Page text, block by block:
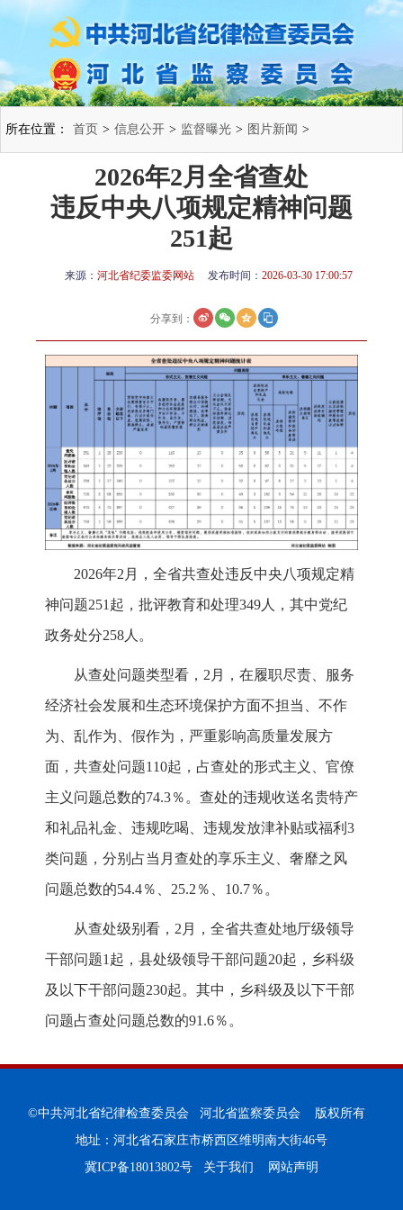
所在位置： 首页 > 信息公开 > 监督曝光 > 图片新闻 >
2026年2月全省查处
违反中央八项规定精神问题
251起
来源： 河北省纪委监委网站 发布时间： 2026-03-30 17:00:57
分享到：
2026年2月，全省共查处违反中央八项规定精
神问题251起，批评教育和处理349人，其中党纪
政务处分258人。
从查处问题类型看，2月，在履职尽责、服务
经济社会发展和生态环境保护方面不担当、不作
为、乱作为、假作为，严重影响高质量发展方
面，共查处问题110起，占查处的形式主义、官僚
主义问题总数的74.3％。查处的违规收送名贵特产
和礼品礼金、违规吃喝、违规发放津补贴或福利3
类问题，分别占当月查处的享乐主义、奢靡之风
问题总数的54.4％、25.2％、10.7％。
从查处级别看，2月，全省共查处地厅级领导
干部问题1起，县处级领导干部问题20起，乡科级
及以下干部问题230起。其中，乡科级及以下干部
问题占查处问题总数的91.6％。
©中共河北省纪律检查委员会 河北省监察委员会 版权所有
地址：河北省石家庄市桥西区维明南大街46号
冀ICP备18013802号
关于我们 网站声明